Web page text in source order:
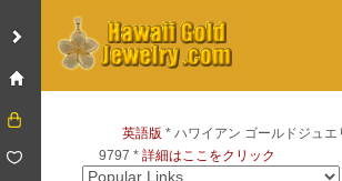
英語版 * ハワイアン ゴールドジュ
9797 *詳細はここをクリック